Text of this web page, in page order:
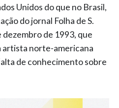
Unidos do que no Brasil,
do jornal Folha de S.
dezembro de 1993, que
artista norte-americana
de conhecimento sobre